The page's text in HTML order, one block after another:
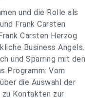
und die Rolle als
Frank Carsten
Carsten Herzog
Business Angels.
und Sparring mit den
Programm: Vom
die Auswahl der
Kontakten zur